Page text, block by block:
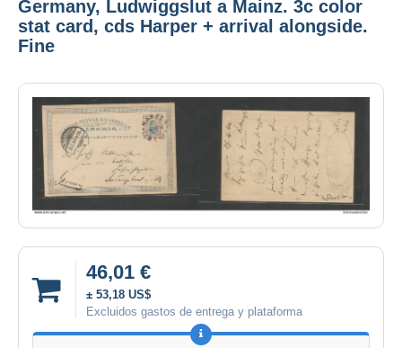
Germany, Ludwiggslut a Mainz. 3c color
stat card, cds Harper + arrival alongside.
Fine
46,01 €
± 53,18 US$
Excluidos gastos de entrega y plataforma